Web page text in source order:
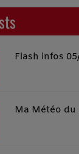
Flash infos